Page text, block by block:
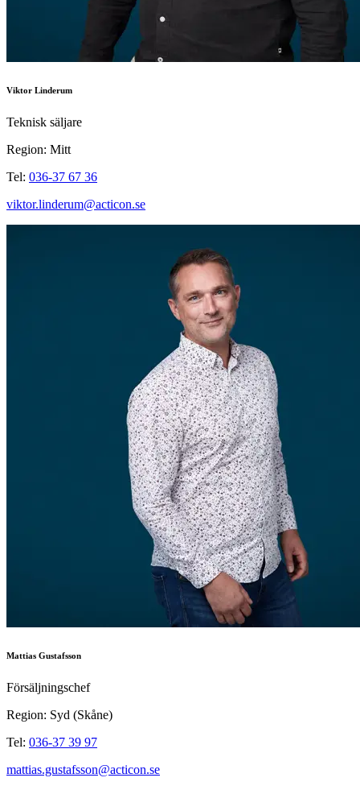
Viktor Linderum
Teknisk säljare
Region: Mitt
Tel: 036-37 67 36
viktor.linderum@acticon.se
Mattias Gustafsson
Försäljningschef
Region: Syd (Skåne)
Tel: 036-37 39 97
mattias.gustafsson@acticon.se